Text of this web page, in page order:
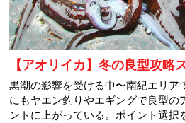
【アオリイカ】冬の良型攻略
黒潮の影響を受ける中〜南紀エリア
にもヤエン釣りやエギングで良型の
ントに上がっている。ポイント選択